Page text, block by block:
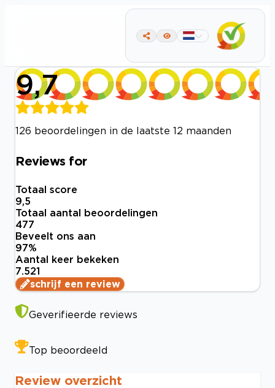
9,7
126 beoordelingen in de laatste 12 maanden
Reviews for
Totaal score
9,5
Totaal aantal beoordelingen
477
Beveelt ons aan
97%
Aantal keer bekeken
7.521
schrijf een review
Geverifieerde reviews
Top beoordeeld
Review overzicht